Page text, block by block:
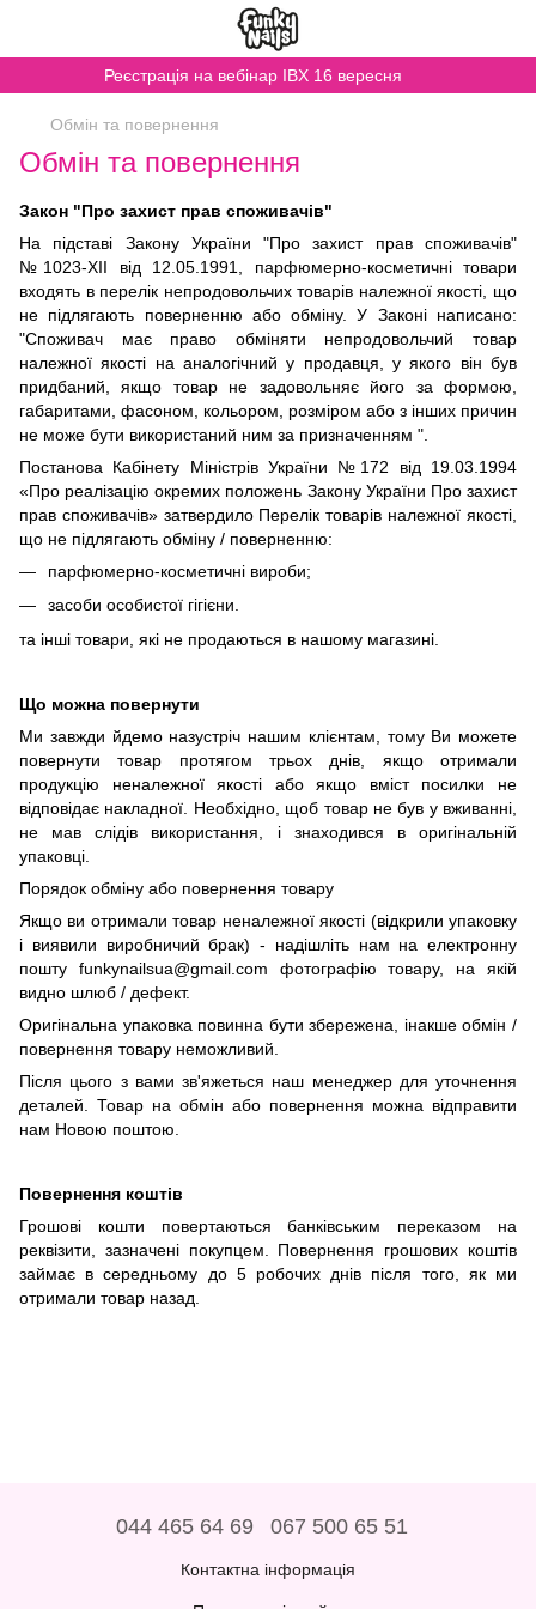
Реєстрація на вебінар IBX 16 вересня
Обмін та повернення
Обмін та повернення
Закон "Про захист прав споживачів"
На підставі Закону України "Про захист прав споживачів"
№1023-XII від 12.05.1991, парфюмерно-косметичні товари
входять в перелік непродовольчих товарів належної якості, що
не підлягають поверненню або обміну. У Законі написано:
"Споживач має право обміняти непродовольчий товар
належної якості на аналогічний у продавця, у якого він був
придбаний, якщо товар не задовольняє його за формою,
габаритами, фасоном, кольором, розміром або з інших причин
не може бути використаний ним за призначенням ".
Постанова Кабінету Міністрів України №172 від 19.03.1994
«Про реалізацію окремих положень Закону України Про захист
прав споживачів» затвердило Перелік товарів належної якості,
що не підлягають обміну / поверненню:
парфюмерно-косметичні вироби;
засоби особистої гігієни.
та інші товари, які не продаються в нашому магазині.
Що можна повернути
Ми завжди йдемо назустріч нашим клієнтам, тому Ви можете
повернути товар протягом трьох днів, якщо отримали
продукцію неналежної якості або якщо вміст посилки не
відповідає накладної. Необхідно, щоб товар не був у вживанні,
не мав слідів використання, і знаходився в оригінальній
упаковці.
Порядок обміну або повернення товару
Якщо ви отримали товар неналежної якості (відкрили упаковку
і виявили виробничий брак) - надішліть нам на електронну
пошту funkynailsua@gmail.com фотографію товару, на якій
видно шлюб / дефект.
Оригінальна упаковка повинна бути збережена, інакше обмін /
повернення товару неможливий.
Після цього з вами зв'яжеться наш менеджер для уточнення
деталей. Товар на обмін або повернення можна відправити
нам Новою поштою.
Повернення коштів
Грошові кошти повертаються банківським переказом на
реквізити, зазначені покупцем. Повернення грошових коштів
займає в середньому до 5 робочих днів після того, як ми
отримали товар назад.
044 465 64 69 067 500 65 51
Контактна інформація